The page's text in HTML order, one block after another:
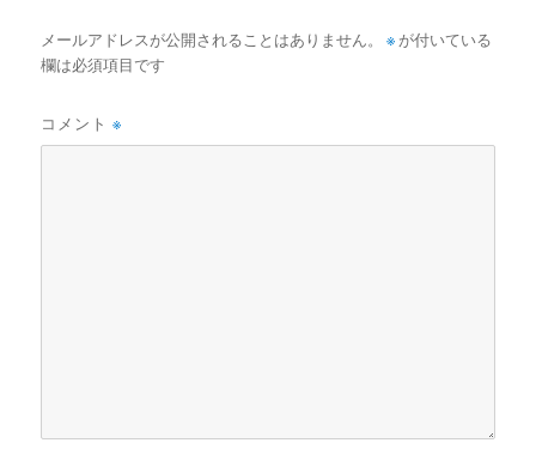
メールアドレスが公開されることはありません。 ※ が付いている
欄は必須項目です
コメント※